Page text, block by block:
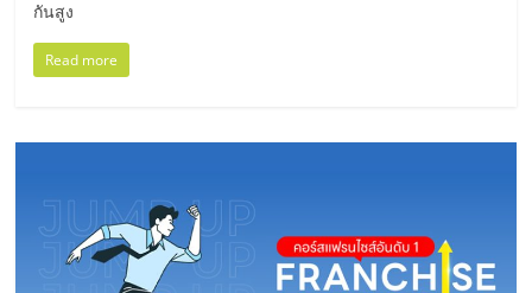
แฟ
รน
ไชส์,
รวม
กันสูง
Read more